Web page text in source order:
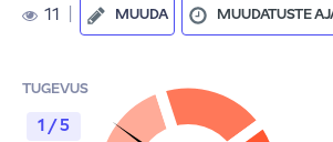
11 MUUDA MUUDATUSTE
TUGEVUS
1 / 5